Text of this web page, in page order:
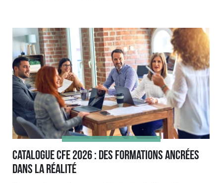
Catalogue CFE 2026 : des formations ancrées
dans la réalité